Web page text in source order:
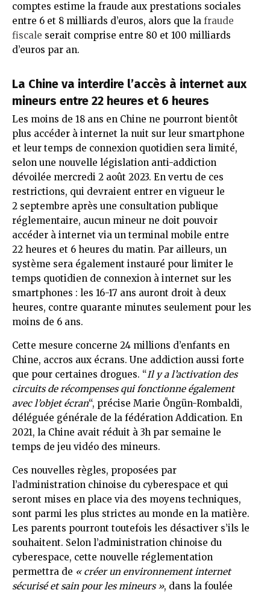
comptes estime la fraude aux prestations sociales
entre 6 et 8 milliards d’euros, alors que la fraude
fiscale serait comprise entre 80 et 100 milliards
d’euros par an.
La Chine va interdire l’accès à internet aux
mineurs entre 22 heures et 6 heures
Les moins de 18 ans en Chine ne pourront bientôt
plus accéder à internet la nuit sur leur smartphone
et leur temps de connexion quotidien sera limité,
selon une nouvelle législation anti-addiction
dévoilée mercredi 2 août 2023. En vertu de ces
restrictions, qui devraient entrer en vigueur le
2 septembre après une consultation publique
réglementaire, aucun mineur ne doit pouvoir
accéder à internet via un terminal mobile entre
22 heures et 6 heures du matin. Par ailleurs, un
système sera également instauré pour limiter le
temps quotidien de connexion à internet sur les
smartphones : les 16-17 ans auront droit à deux
heures, contre quarante minutes seulement pour les
moins de 6 ans.
Cette mesure concerne 24 millions d’enfants en
Chine, accros aux écrans. Une addiction aussi forte
que pour certaines drogues. “Il y a l’activation des
circuits de récompenses qui fonctionne également
avec l’objet écran“, précise Marie Öngün-Rombaldi,
déléguée générale de la fédération Addication. En
2021, la Chine avait réduit à 3h par semaine le
temps de jeu vidéo des mineurs.
Ces nouvelles règles, proposées par
l’administration chinoise du cyberespace et qui
seront mises en place via des moyens techniques,
sont parmi les plus strictes au monde en la matière.
Les parents pourront toutefois les désactiver s’ils le
souhaitent. Selon l’administration chinoise du
cyberespace, cette nouvelle réglementation
permettra de « créer un environnement internet
sécurisé et sain pour les mineurs », dans la foulée